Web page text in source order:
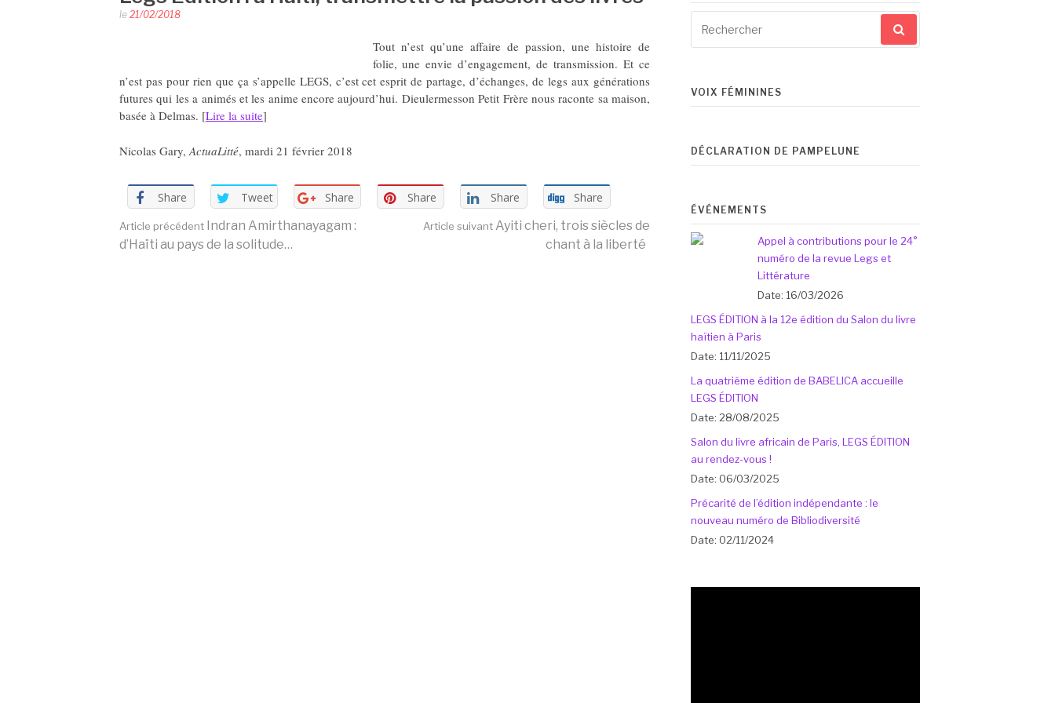
le 21/02/2018
Tout n’est qu’une affaire de passion, une histoire de
folie, une envie d’engagement, de transmission. Et ce
n’est pas pour rien que ça s’appelle LEGS, c’est cet esprit de partage, d’échanges, de legs aux générations
futures qui les a animés et les anime encore aujourd’hui. Dieulermesson Petit Frère nous raconte sa maison,
basée à Delmas. [Lire la suite]
Nicolas Gary, ActuaLitté, mardi 21 février 2018
Share Tweet Share Share Share Share
Lire
Article précédent Indran Amirthanayagam :
d’Haïti au pays de la solitude…
Article suivant Ayiti cheri, trois siècles de
chant à la liberté
pour
:
VOIX FÉMININES
DÉCLARATION DE PAMPELUNE
ÉVÉNEMENTS
Appel à contributions pour le 24°
numéro de la revue Legs et
Littérature
Date: 16/03/2026
LEGS ÉDITION à la 12e édition du Salon du livre
haïtien à Paris
Date: 11/11/2025
La quatrième édition de BABELICA accueille
LEGS ÉDITION
Date: 28/08/2025
Salon du livre africain de Paris, LEGS ÉDITION
au rendez-vous !
Date: 06/03/2025
Précarité de l’édition indépendante : le
nouveau numéro de Bibliodiversité
Date: 02/11/2024